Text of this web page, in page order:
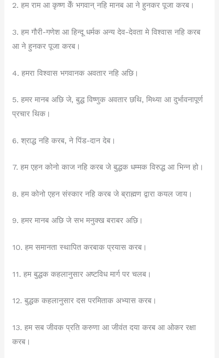
2. हम राम आ कृष्ण केँ भगवान् नहि मानब आ ने हुनकर पूजा करब।
3. हम गौरी-गणेश आ हिन्दू धर्मक अन्य देव-देवता मे विश्वास नहि करब
आ ने हुनकर पूजा करब।
4. हमरा विश्वास भगवानक अवतार नहि अछि।
5. हमर मानब अछि जे, बुद्ध विष्णुक अवतार छथि, मिथ्या आ दुर्भावनापूर्ण
प्रचार थिक।
6. श्राद्ध नहि करब, ने पिंड-दान देब।
7. हम एहन कोनो काज नहि करब जे बुद्धक धम्मक विरुद्ध आ भिन्न हो।
8. हम कोनो एहन संस्कार नहि करब जे ब्राह्मण द्वारा कयल जाय।
9. हमर मानब अछि जे सभ मनुक्ख बराबर अछि।
10. हम समानता स्थापित करबाक प्रयास करब।
11. हम बुद्धक कहलानुसार अष्टविध मार्ग पर चलब।
12. बुद्धक कहलानुसार दस परमिताक अभ्यास करब।
13. हम सब जीवक प्रति करुणा आ जीवंत दया करब आ ओकर रक्षा
करब।